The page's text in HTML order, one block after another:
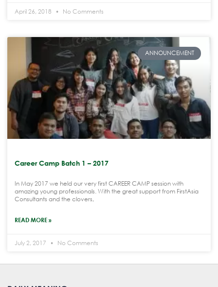
April 26, 2018 No Comments
ANNOUNCEMENT
Career Camp Batch 1 – 2017
In May 2017 we held our very first CAREER CAMP session with
amazing young professionals. With the great support from FirstAsia
Consultants and the clovers,
READ MORE »
July 2, 2017 No Comments